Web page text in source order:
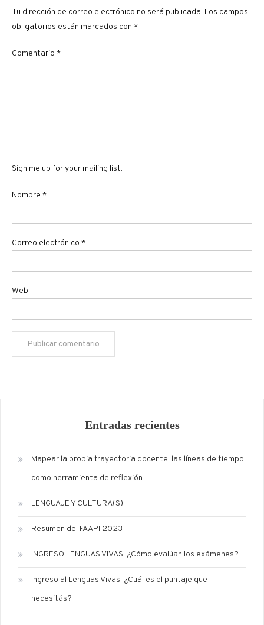
Tu dirección de correo electrónico no será publicada. Los campos
obligatorios están marcados con *
Comentario *
Sign me up for your mailing list.
Nombre *
Correo electrónico *
Web
Entradas recientes
Mapear la propia trayectoria docente: las líneas de tiempo
como herramienta de reflexión
LENGUAJE Y CULTURA(S)
Resumen del FAAPI 2023
INGRESO LENGUAS VIVAS: ¿Cómo evalúan los exámenes?
Ingreso al Lenguas Vivas: ¿Cuál es el puntaje que
necesitás?